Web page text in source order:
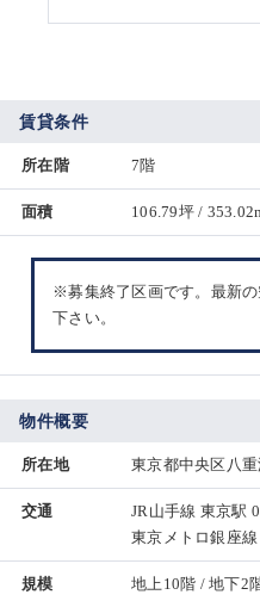
賃貸条件
所在階 7階
面積 106.79坪 /
※募集終了区画です。最新の
下さい。
物件概要
所在地 東京都中央区八
交通
JR山手線 東京駅
東京メトロ銀座
規模 地上10階 / 地下2